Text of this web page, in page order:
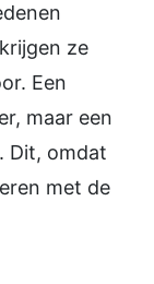
ze
Een
maar een
Dit, omdat
met de